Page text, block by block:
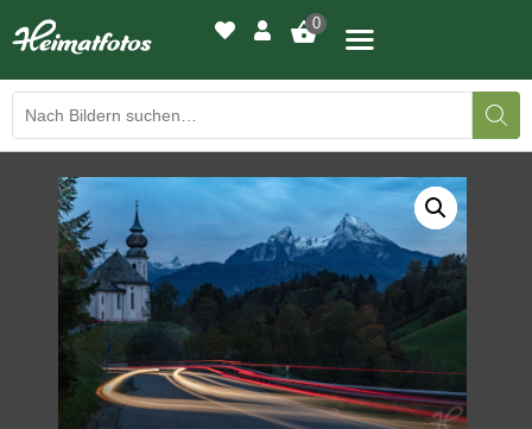
0
BILDERGALERIE
DRUCKQUALITÄTEN
LED-LEUCHTBILDER
WIR DRUCKEN IHR BILD
AUSSTELLUNGEN